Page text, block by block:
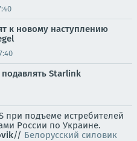
к новому наступлению
Starlink
при подъеме истребителей
России по Украине.
// Белорусский силовик